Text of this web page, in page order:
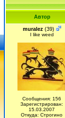
Автор
muralez (39)
I like weed
Сообщения: 156
Зарегистрирован:
15.03.2007
Откуда: Строгино